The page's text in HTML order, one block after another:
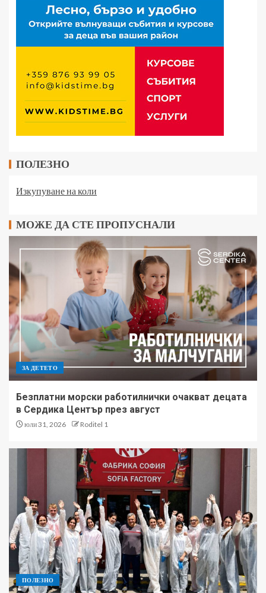
ПОЛЕЗНО
Изкупуване на коли
МОЖЕ ДА СТЕ ПРОПУСНАЛИ
ЗА ДЕТЕТО
Безплатни морски работилнички очакват децата
в Сердика Център през август
юли 31, 2026 Roditel 1
ПОЛЕЗНО